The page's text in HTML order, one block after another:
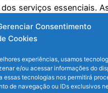
Consentimento
Cookies
experiências, usamos
e/ou acessar informações do
essas tecnologias nos permitirá
de navegação ou IDs exclusivos
serviços essenciais.
Kensington and Chelsea e
de 2025